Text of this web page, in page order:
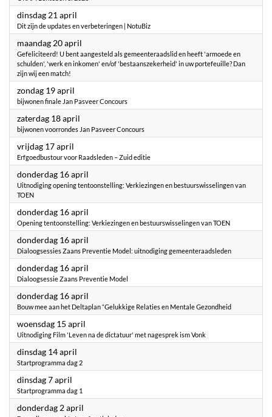
dinsdag 21 april
Dit zijn de updates en verbeteringen | NotuBiz
maandag 20 april
Gefeliciteerd! U bent aangesteld als gemeenteraadslid en heeft 'armoede en
schulden', 'werk en inkomen' en/of 'bestaanszekerheid' in uw portefeuille? Dan
zijn wij een match!
zondag 19 april
bijwonen finale Jan Pasveer Concours
zaterdag 18 april
bijwonen voorrondes Jan Pasveer Concours
vrijdag 17 april
Erfgoedbustour voor Raadsleden – Zuid editie
donderdag 16 april
Uitnodiging opening tentoonstelling: Verkiezingen en bestuurswisselingen van
TOEN
donderdag 16 april
Opening tentoonstelling: Verkiezingen en bestuurswisselingen van TOEN
donderdag 16 april
Dialoogsessies Zaans Preventie Model: uitnodiging gemeenteraadsleden
donderdag 16 april
Dialoogsessie Zaans Preventie Model
donderdag 16 april
Bouw mee aan het Deltaplan “Gelukkige Relaties en Mentale Gezondheid
woensdag 15 april
Uitnodiging Film 'Leven na de dictatuur' met nagesprek ism Vonk
dinsdag 14 april
Startprogramma dag 2
dinsdag 7 april
Startprogramma dag 1
donderdag 2 april